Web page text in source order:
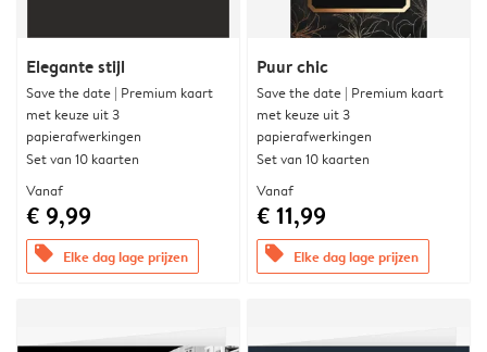
Elegante stijl
Save the date | Premium kaart
met keuze uit 3
papierafwerkingen
Set van 10 kaarten
Vanaf
€ 9,99
offers Elke dag lage prijzen
Puur chic
Save the date | Premium kaart
met keuze uit 3
papierafwerkingen
Set van 10 kaarten
Vanaf
€ 11,99
offers Elke dag lage prijzen